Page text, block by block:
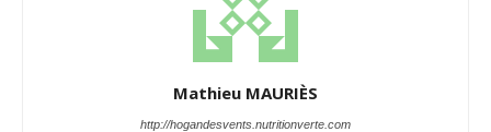
Mathieu MAURIÈS
http://hogandesvents.nutritionverte.com